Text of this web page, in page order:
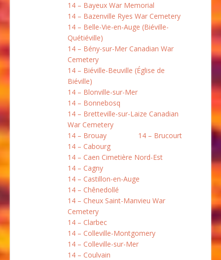
14 – Bayeux War Memorial
14 – Bazenville Ryes War Cemetery
14 – Belle-Vie-en-Auge (Biéville-
Quétiéville)
14 – Bény-sur-Mer Canadian War
Cemetery
14 – Biéville-Beuville (Église de
Biéville)
14 – Blonville-sur-Mer
14 – Bonnebosq
14 – Bretteville-sur-Laize Canadian
War Cemetery
14 – Brouay
14 – Brucourt
14 – Cabourg
14 – Caen Cimetière Nord-Est
14 – Cagny
14 – Castillon-en-Auge
14 – Chênedollé
14 – Cheux Saint-Manvieu War
Cemetery
14 – Clarbec
14 – Colleville-Montgomery
14 – Colleville-sur-Mer
14 – Coulvain